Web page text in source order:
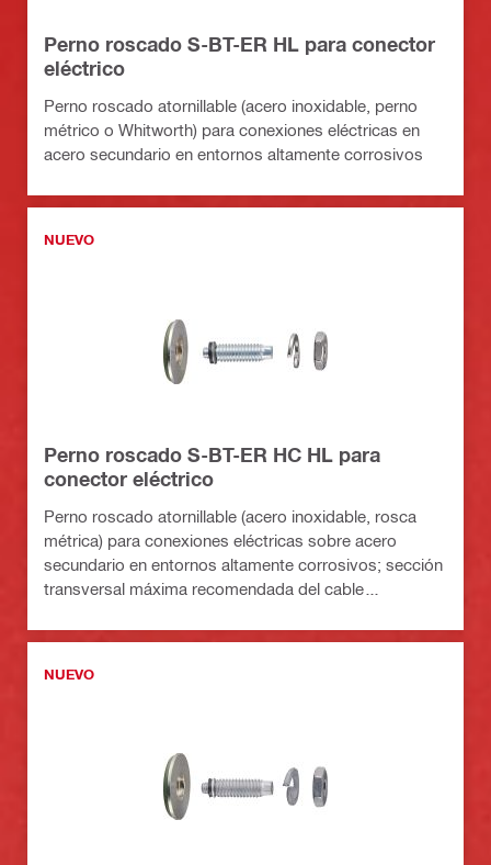
Perno roscado S-BT-ER HL para conector
eléctrico
Perno roscado atornillable (acero inoxidable, perno
métrico o Whitworth) para conexiones eléctricas en
acero secundario en entornos altamente corrosivos
NUEVO
Perno roscado S-BT-ER HC HL para
conector eléctrico
Perno roscado atornillable (acero inoxidable, rosca
métrica) para conexiones eléctricas sobre acero
secundario en entornos altamente corrosivos; sección
transversal máxima recomendada del cable
NUEVO